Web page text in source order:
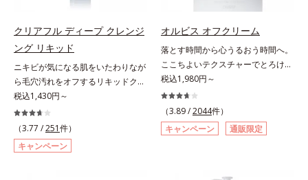
０）アルキルグルコシド（保湿）で
ル*5 乾燥や汚れによる*6 キメの乱
れによる＜使用量目安＞適量＜使用
ステップ＞オルビス ザ クレンジン
グ オイル ⇒ 洗顔料 ⇒ 化粧
水 ⇒ 保湿液 ※W洗顔が必要で
す＜使用方法＞1.適量をとり、手の
ひら全体にさっと広げます。2.肌の
上で軽くらせんを描くように、メイ
クとよくなじませます。※落ちにく
るおいベールを形成。これにより、
することを防止し、細かい毛穴汚れ
をごっそりするん！角栓溶解オイル
(*4)が詰まりや黒ずみも溶かして、
毛穴の目立ちにくいすべすべ肌に洗
い上げます。大人肌のためのくすみ
(*5)を晴らすアプローチによって圧
巻の洗浄力と保湿力を叶え、毛穴目
立ち(*6)や乾燥によるくすみをケア
し、毎日のメイクが楽しくなる晴れ
軽にご使用いただけます。*1 リパ
ーゼ、リンゴ酸*2 イソステアリル
アスコルビルリン酸２Na、プラン
クトンエキス、ハス花エキス、乳酸
桿菌/セイヨウナシ果汁発酵液、ア
ルギニン【ご使用ステップ】オルビ
ス ミスター クレンザー ⇒ 化粧水
⇒ 保湿液※洗顔料と置き換えてご
すめいたしますが、クレンジング料
クリアフル ディープ クレンジ
ング リキッド
ニキビが気になる肌をいたわりなが
ら毛穴汚れをオフするリキッドクレ
ンジング。ニキビにお悩みの肌をい
たわりながら、メイクをしっかりオ
フするリキッドクレンジングです。
ファンデーション、ポイントメイク
などの個々の汚れに対応する洗浄成
税込1,430円～
（3.77 /251件）
キャンペーン
オルビス オフクリーム
落とす時間から心うるおう時間へ。
ここちよいテクスチャーでとろける
クレンジング。“落とすだけ”の時間
から、かけがえのないリラックスタ
イムへ―。忙しい日々を送る現代女
性にとって、クレンジングは“落と
すだけ”の作業になりがち。オルビ
税込1,980円～
（3.89 /2044件）
キャンペーン
通販限定